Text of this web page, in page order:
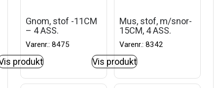
Gnom, stof -11CM
– 4 ASS.
Varenr.: 8475
produkt
Mus, stof, m/snor-
15CM, 4 ASS.
Varenr.: 8342
Vis produkt